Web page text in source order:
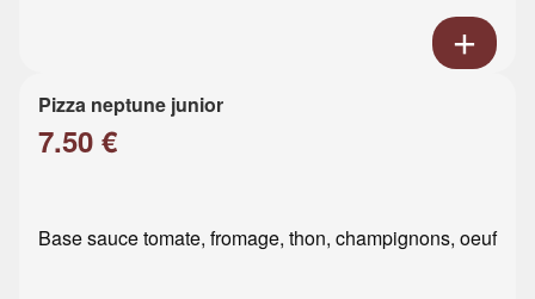
Pizza neptune junior
7.50 €
Base sauce tomate, fromage, thon, champignons, oeuf